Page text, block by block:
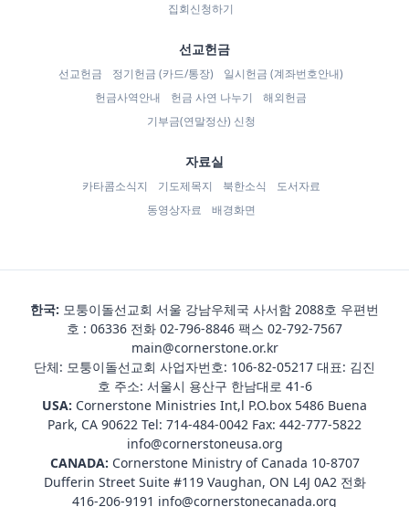
집회신청하기
선교헌금
선교헌금 정기헌금 (카드/통장)
일시헌금 (계좌번호안내)
헌금사역안내
헌금 사연 나누기
해외헌금
기부금(연말정산) 신청
자료실
카타콤소식지 기도제목지 북한소식
도서자료
동영상자료
배경화면
한국: 모퉁이돌선교회 서울 강남우체국 사서함 2088호 우편번
호 : 06336 전화 02-796-8846 팩스 02-792-7567
main@cornerstone.or.kr
단체: 모퉁이돌선교회 사업자번호: 106-82-05217 대표: 김진
호 주소: 서울시 용산구 한남대로 41-6
USA: Cornerstone Ministries Int,l P.O.box 5486 Buena
Park, CA 90622 Tel: 714-484-0042 Fax: 442-777-5822
info@cornerstoneusa.org
CANADA: Cornerstone Ministry of Canada 10-8707
Dufferin Street Suite #119 Vaughan, ON L4J 0A2 전화
416-206-9191 info@cornerstonecanada.org